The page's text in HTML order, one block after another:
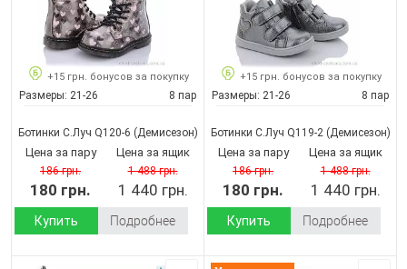
+15 грн. бонусов за покупку
Размеры: 21-26 8 пар
Ботинки С.Луч Q120-6 (Демисезон)
Цена за пару
186 грн.
180 грн.
Цена за ящик
1 488 грн.
1 440 грн.
Купить Подробнее
+15 грн. бонусов за покупку
Размеры: 21-26 8 пар
Ботинки С.Луч Q119-2(Демисезон)
Цена за пару
186 грн.
180 грн.
Цена за ящик
1 488 грн.
1 440 грн.
Купить Подробнее